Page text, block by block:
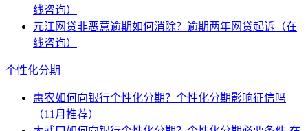
线咨询）
元江网贷非恶意逾期如何消除？逾期两年网贷起诉（在
线咨询）
个性化分期
惠农如何向银行个性化分期？个性化分期影响征信吗
（11月推荐）